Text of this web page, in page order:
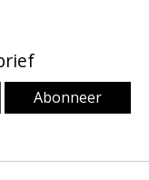
Abonneer